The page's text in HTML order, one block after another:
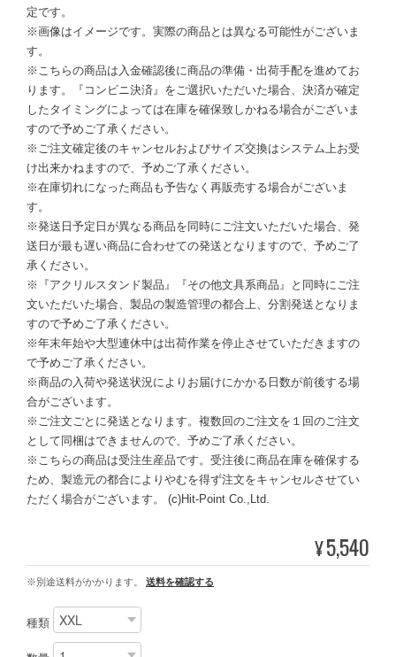
定です。
※画像はイメージです。実際の商品とは異なる可能性がございま
す。
※こちらの商品は入金確認後に商品の準備・出荷手配を進めてお
ります。『コンビニ決済』をご選択いただいた場合、決済が確定
したタイミングによっては在庫を確保致しかねる場合がございま
すので予めご了承ください。
※ご注文確定後のキャンセルおよびサイズ交換はシステム上お受
け出来かねますので、予めご了承ください。
※在庫切れになった商品も予告なく再販売する場合がございま
す。
※発送日予定日が異なる商品を同時にご注文いただいた場合、発
送日が最も遅い商品に合わせての発送となりますので、予めご了
承ください。
※『アクリルスタンド製品』『その他文具系商品』と同時にご注
文いただいた場合、製品の製造管理の都合上、分割発送となりま
すので予めご了承ください。
※年末年始や大型連休中は出荷作業を停止させていただきますの
で予めご了承ください。
※商品の入荷や発送状況によりお届けにかかる日数が前後する場
合がございます。
※ご注文ごとに発送となります。複数回のご注文を１回のご注文
として同梱はできませんので、予めご了承ください。
※こちらの商品は受注生産品です。受注後に商品在庫を確保する
ため、製造元の都合によりやむを得ず注文をキャンセルさせてい
ただく場合がございます。 (c)Hit-Point Co.,Ltd.
¥5,540
※別途送料がかかります。 送料を確認する
種類